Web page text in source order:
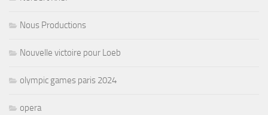
Nous Productions
Nouvelle victoire pour Loeb
olympic games paris 2024
opera